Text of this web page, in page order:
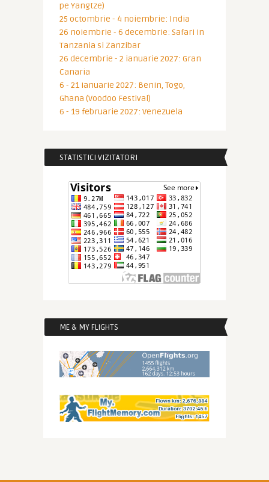
pe Yangtze)
25 octombrie - 4 noiembrie: India
26 noiembrie - 6 decembrie: Safari in
Tanzania si Zanzibar
26 decembrie - 2 ianuarie 2027: Gran
Canaria
6 - 21 ianuarie 2027: Benin, Togo,
Ghana (Voodoo Festival)
6 - 19 februarie 2027: Venezuela
STATISTICI VIZITATORI
ME & MY FLIGHTS